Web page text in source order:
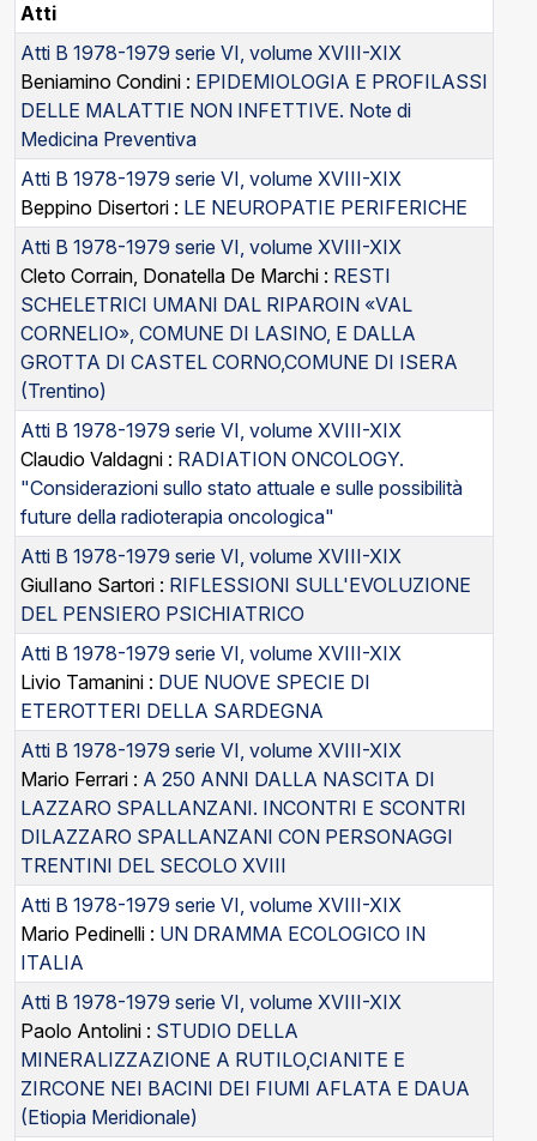
Atti
Atti B 1978-1979 serie VI, volume XVIII-XIX
Beniamino Condini : EPIDEMIOLOGIA E PROFILASSI
DELLE MALATTIE NON INFETTIVE. Note di
Medicina Preventiva
Atti B 1978-1979 serie VI, volume XVIII-XIX
Beppino Disertori : LE NEUROPATIE PERIFERICHE
Atti B 1978-1979 serie VI, volume XVIII-XIX
Cleto Corrain, Donatella De Marchi : RESTI
SCHELETRICI UMANI DAL RIPAROIN «VAL
CORNELIO», COMUNE DI LASINO, E DALLA
GROTTA DI CASTEL CORNO,COMUNE DI ISERA
(Trentino)
Atti B 1978-1979 serie VI, volume XVIII-XIX
Claudio Valdagni : RADIATION ONCOLOGY.
"Considerazioni sullo stato attuale e sulle possibilità
future della radioterapia oncologica"
Atti B 1978-1979 serie VI, volume XVIII-XIX
GiulIano Sartori : RIFLESSIONI SULL'EVOLUZIONE
DEL PENSIERO PSICHIATRICO
Atti B 1978-1979 serie VI, volume XVIII-XIX
Livio Tamanini : DUE NUOVE SPECIE DI
ETEROTTERI DELLA SARDEGNA
Atti B 1978-1979 serie VI, volume XVIII-XIX
Mario Ferrari : A 250 ANNI DALLA NASCITA DI
LAZZARO SPALLANZANI. INCONTRI E SCONTRI
DILAZZARO SPALLANZANI CON PERSONAGGI
TRENTINI DEL SECOLO XVIII
Atti B 1978-1979 serie VI, volume XVIII-XIX
Mario Pedinelli : UN DRAMMA ECOLOGICO IN
ITALIA
Atti B 1978-1979 serie VI, volume XVIII-XIX
Paolo Antolini : STUDIO DELLA
MINERALIZZAZIONE A RUTILO,CIANITE E
ZIRCONE NEI BACINI DEI FIUMI AFLATA E DAUA
(Etiopia Meridionale)